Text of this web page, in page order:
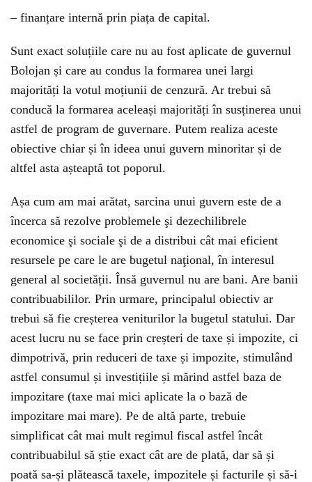
– finanțare internă prin piața de capital.
Sunt exact soluțiile care nu au fost aplicate de guvernul
Bolojan și care au condus la formarea unei largi
majorități la votul moțiunii de cenzură. Ar trebui să
conducă la formarea aceleași majorități în susținerea unui
astfel de program de guvernare. Putem realiza aceste
obiective chiar și în ideea unui guvern minoritar și de
altfel asta așteaptă tot poporul.
Așa cum am mai arătat, sarcina unui guvern este de a
încerca să rezolve problemele şi dezechilibrele
economice şi sociale şi de a distribui cât mai eficient
resursele pe care le are bugetul naţional, în interesul
general al societății. Însă guvernul nu are bani. Are banii
contribuabililor. Prin urmare, principalul obiectiv ar
trebui să fie creșterea veniturilor la bugetul statului. Dar
acest lucru nu se face prin creșteri de taxe și impozite, ci
dimpotrivă, prin reduceri de taxe și impozite, stimulând
astfel consumul și investițiile și mărind astfel baza de
impozitare (taxe mai mici aplicate la o bază de
impozitare mai mare). Pe de altă parte, trebuie
simplificat cât mai mult regimul fiscal astfel încât
contribuabilul să știe exact cât are de plată, dar să și
poată sa-și plătească taxele, impozitele și facturile și să-i